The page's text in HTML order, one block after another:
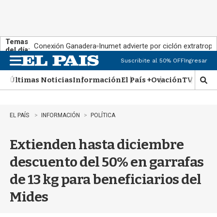
Temas
del día: Conexión Ganadera Inumet advierte por ciclón
n
u
Suscribite al 50% OFFIngresar
Últimas NoticiasInformaciónEl País +OvaciónTV Show
M
o
�
EL PAÍS INFORMACIÓN POLÍTICA
Extienden hasta diciembre
descuento del 50% en garrafas
de 13 kg para beneficiarios del
Mides